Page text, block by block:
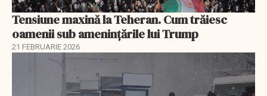
Tensiune maxină la Teheran. Cum trăiesc
oamenii sub amenințările lui Trump
21 FEBRUARIE 2026